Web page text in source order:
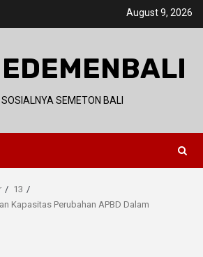
August 9, 2026
SEMETON BALI
13
Kapasitas Perubahan APBD Dalam